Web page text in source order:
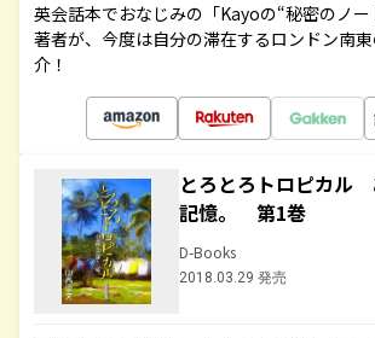
英会話本でおなじみの「Kayoの“秘密のノー
著者が、今度は自分の滞在するロンドン南
介！
とろとろトロピカル
記憶。 第1巻
D-Books
2018.03.29 発売